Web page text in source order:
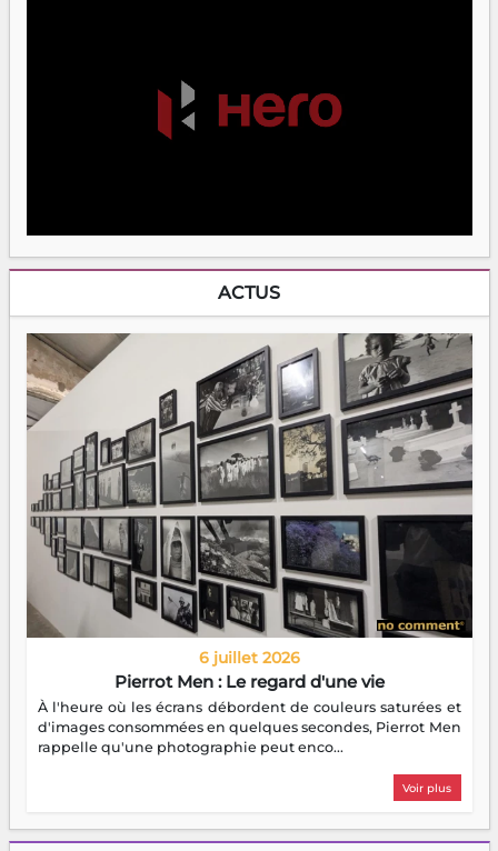
ACTUS
6 juillet 2026
Pierrot Men : Le regard d'une vie
À l'heure où les écrans débordent de couleurs saturées et
d'images consommées en quelques secondes, Pierrot Men
rappelle qu'une photographie peut enco...
Voir plus